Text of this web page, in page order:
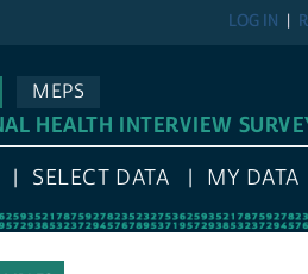
LOG IN
MEPS
HEALTH INTERVIEW
SELECT DATA MY DATA